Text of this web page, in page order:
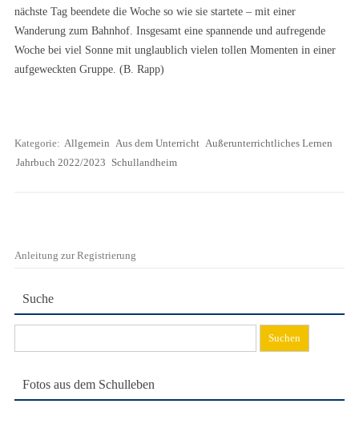
nächste Tag beendete die Woche so wie sie startete – mit einer
Wanderung zum Bahnhof. Insgesamt eine spannende und aufregende
Woche bei viel Sonne mit unglaublich vielen tollen Momenten in einer
aufgeweckten Gruppe. (B. Rapp)
Kategorie: Allgemein Aus dem Unterricht Außerunterrichtliches Lernen
Jahrbuch 2022/2023 Schullandheim
Anleitung zur Registrierung
Suche
nach:
Fotos aus dem Schulleben